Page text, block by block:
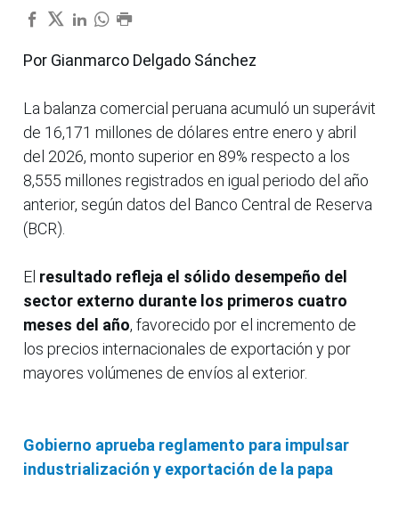
Por Gianmarco Delgado Sánchez
La balanza comercial peruana acumuló un superávit
de 16,171 millones de dólares entre enero y abril
del 2026, monto superior en 89% respecto a los
8,555 millones registrados en igual periodo del año
anterior, según datos del Banco Central de Reserva
(BCR).
El resultado refleja el sólido desempeño del
sector externo durante los primeros cuatro
meses del año, favorecido por el incremento de
los precios internacionales de exportación y por
mayores volúmenes de envíos al exterior.
Gobierno aprueba reglamento para impulsar
industrialización y exportación de la papa